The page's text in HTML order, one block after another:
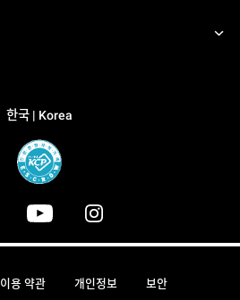
한국 | Korea
이용 약관 개인정보 보안